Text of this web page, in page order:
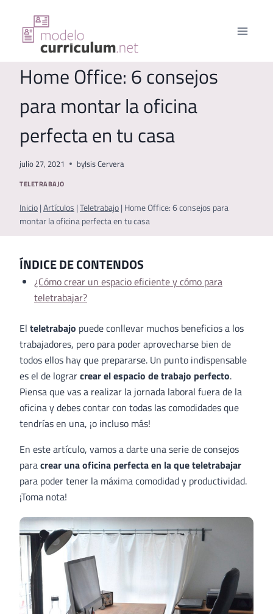
contenido
Home Office: 6 consejos
para montar la oficina
perfecta en tu casa
julio 27, 2021 byIsis Cervera
TELETRABAJO
Inicio | Artículos | Teletrabajo | Home Office: 6 consejos para
montar la oficina perfecta en tu casa
ÍNDICE DE CONTENDOS
¿Cómo crear un espacio eficiente y cómo para
teletrabajar?
El teletrabajo puede conllevar muchos beneficios a los
trabajadores, pero para poder aprovecharse bien de
todos ellos hay que prepararse. Un punto indispensable
es el de lograrcrear el espacio de trabajo perfecto.
Piensa que vas a realizar la jornada laboral fuera de la
oficina y debes contar con todas las comodidades que
tendrías en una, ¡o incluso más!
En este artículo, vamos a darte una serie de consejos
paracrear una oficina perfecta en la que teletrabajar
para poder tener la máxima comodidad y productividad.
¡Toma nota!